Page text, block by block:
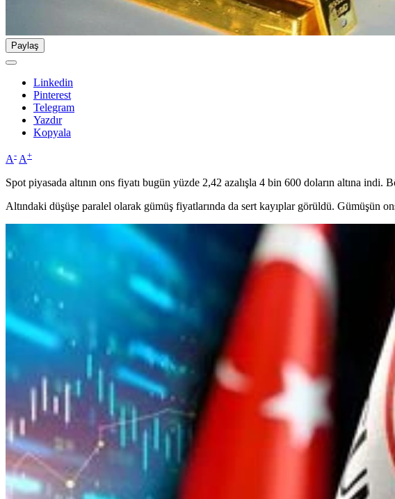
Paylaş
Linkedin
Pinterest
Telegram
Yazdır
Kopyala
A- A+
Spot piyasada altının ons fiyatı bugün yüzde 2,42 azalışla 4 bin 600 doların altına
Altındaki düşüşe paralel olarak gümüş fiyatlarında da sert kayıplar görüldü. Gümüşün